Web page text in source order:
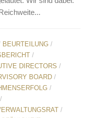
BEURTEILUNG /
/
DIRECTORS /
BOARD /
/
/
/